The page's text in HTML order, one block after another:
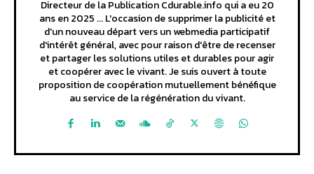
Directeur de la Publication Cdurable.info qui a eu 20
ans en 2025 ... L'occasion de supprimer la publicité et
d'un nouveau départ vers un webmedia participatif
d'intérêt général, avec pour raison d'être de recenser
et partager les solutions utiles et durables pour agir
et coopérer avec le vivant. Je suis ouvert à toute
proposition de coopération mutuellement bénéfique
au service de la régénération du vivant.